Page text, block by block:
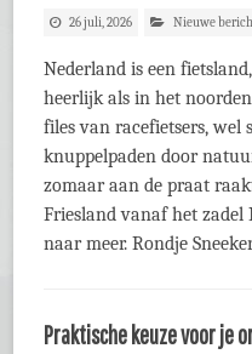
26 juli, 2026 Nieuwe
Nederland is een
heerlijk als in het
files van racefietsers, wel
knuppelpaden door
zomaar aan de praat
Friesland vanaf het
naar meer. Rondje
Praktische keuze voor je